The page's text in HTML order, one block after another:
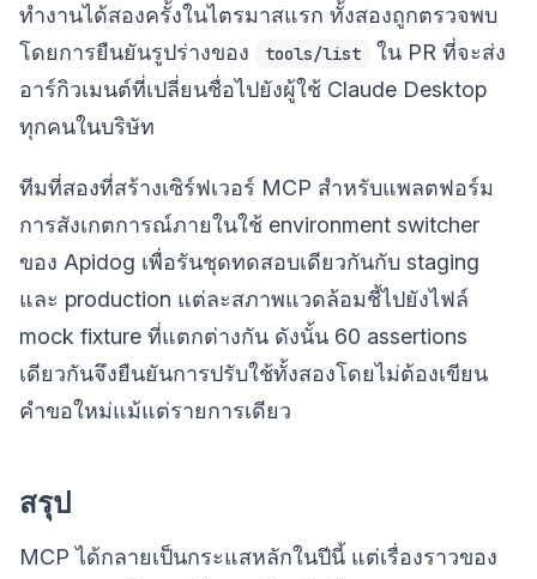
ทำงานได้สองครั้งในไตรมาสแรก ทั้งสองถูกตรวจพบ
โดยการยืนยันรูปร่างของ
tools/list
ใน PR ที่จะส่ง
อาร์กิวเมนต์ที่เปลี่ยนชื่อไปยังผู้ใช้ Claude Desktop
ทุกคนในบริษัท
ทีมที่สองที่สร้างเซิร์ฟเวอร์ MCP สำหรับแพลตฟอร์ม
การสังเกตการณ์ภายในใช้ environment switcher
ของ Apidog เพื่อรันชุดทดสอบเดียวกันกับ staging
และ production แต่ละสภาพแวดล้อมชี้ไปยังไฟล์
mock fixture ที่แตกต่างกัน ดังนั้น 60 assertions
เดียวกันจึงยืนยันการปรับใช้ทั้งสองโดยไม่ต้องเขียน
คำขอใหม่แม้แต่รายการเดียว
สรุป
MCP ได้กลายเป็นกระแสหลักในปีนี้ แต่เรื่องราวของ